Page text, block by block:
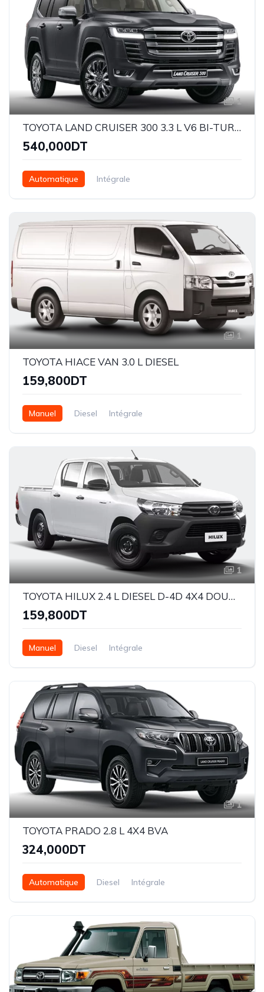
1
TOYOTA LAND CRUISER 300 3.3 L V6 BI-TURBO DIESEL 4WD VX
540,000DT
Automatique Intégrale
1
TOYOTA HIACE VAN 3.0 L DIESEL
159,800DT
Manuel Diesel Intégrale
1
TOYOTA HILUX 2.4 L DIESEL D-4D 4X4 DOUBLE CABINE
159,800DT
Manuel Diesel Intégrale
1
TOYOTA PRADO 2.8 L 4X4 BVA
324,000DT
Automatique Diesel Intégrale